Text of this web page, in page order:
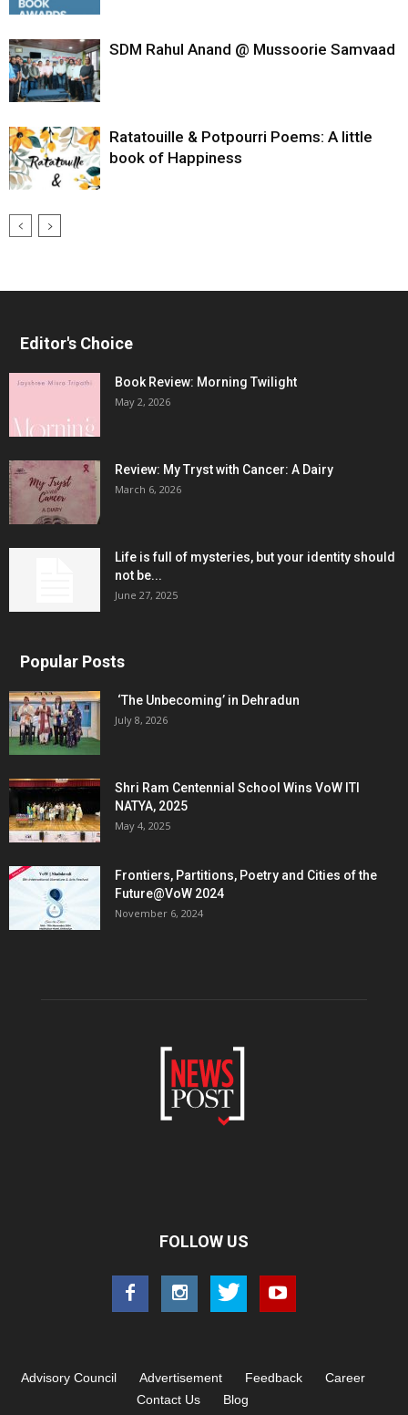
SDM Rahul Anand @ Mussoorie Samvaad
Ratatouille & Potpourri Poems: A little
book of Happiness
Editor's Choice
Book Review: Morning Twilight
May 2, 2026
Review: My Tryst with Cancer: A Dairy
March 6, 2026
Life is full of mysteries, but your identity should
not be...
June 27, 2025
Popular Posts
‘The Unbecoming’ in Dehradun
July 8, 2026
Shri Ram Centennial School Wins VoW ITI
NATYA, 2025
May 4, 2025
Frontiers, Partitions, Poetry and Cities of the
Future@VoW 2024
November 6, 2024
FOLLOW US
Advisory Council Advertisement Feedback
Career
Contact Us
Blog